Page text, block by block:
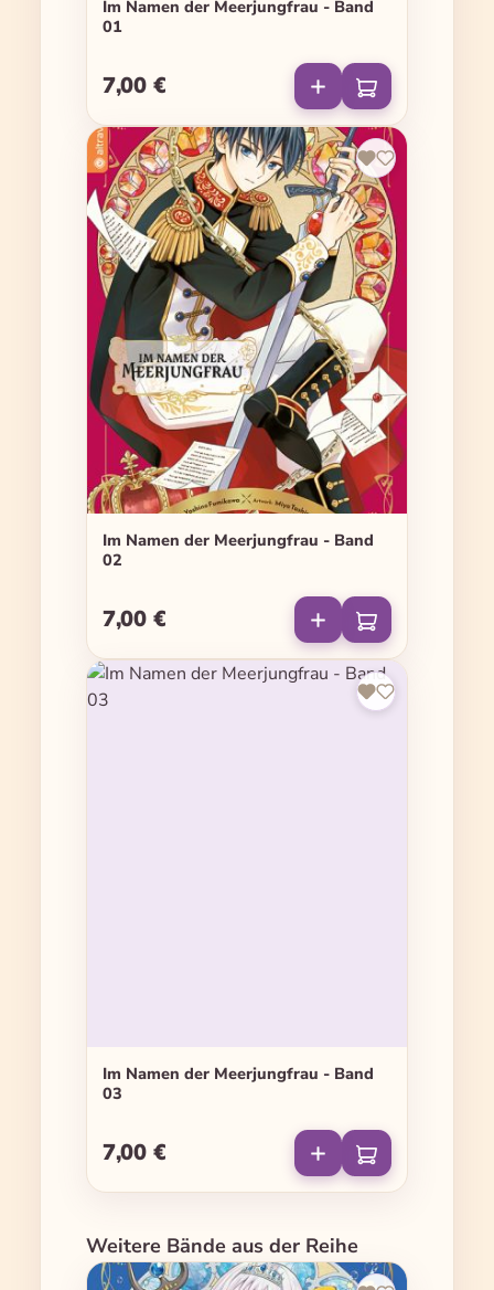
Im Namen der Meerjungfrau - Band
01
Regulärer Preis:
7,00 €
Im Namen der Meerjungfrau - Band
02
Regulärer Preis:
7,00 €
Im Namen der Meerjungfrau - Band
03
Regulärer Preis:
7,00 €
Produktgalerie überspringen
Weitere Bände aus der Reihe